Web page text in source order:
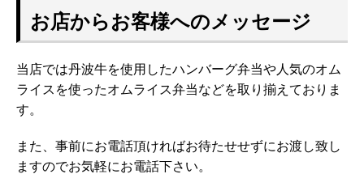
お店からお客様へのメッセージ
当店では丹波牛を使用したハンバーグ弁当や人気のオム
ライスを使ったオムライス弁当などを取り揃えておりま
す。
また、事前にお電話頂ければお待たせせずにお渡し致し
ますのでお気軽にお電話下さい。